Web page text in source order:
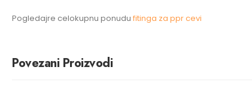
Pogledajre celokupnu ponudu fitinga za ppr cevi
Povezani Proizvodi